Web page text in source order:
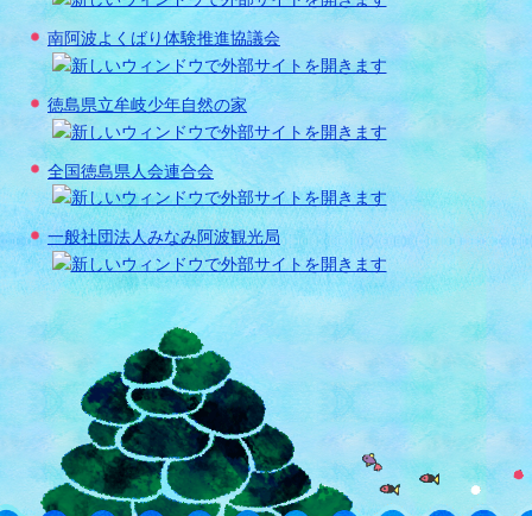
南阿波よくばり体験推進協議会
徳島県立牟岐少年自然の家
全国徳島県人会連合会
一般社団法人みなみ阿波観光局